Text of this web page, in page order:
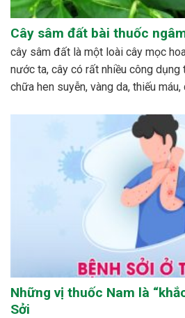
Cây sâm đất bài thuốc
cây sâm đất là một loài cây mọc
nước ta, cây có rất nhiều công
chữa hen suyễn, vàng da, thiếu
Những vị thuốc Nam là
Sởi